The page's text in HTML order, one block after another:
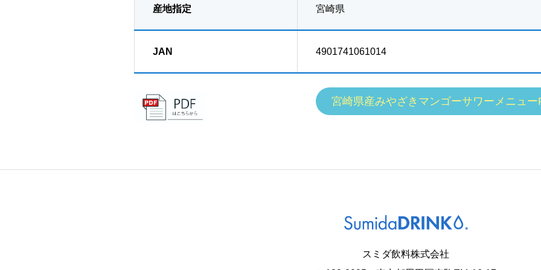
産地指定 宮崎県
JAN 4901741061014
宮崎県産みやざきマンゴーサワーメニュー
スミダ飲料株式会社